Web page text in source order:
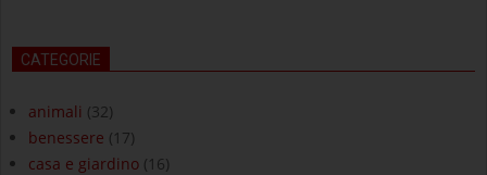
CATEGORIE
animali (32)
benessere (17)
casa e giardino (16)